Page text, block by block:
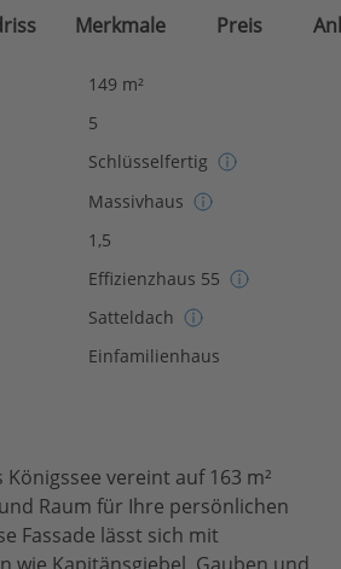
Merkmale Preis
149 m²
5
Schlüsselfertig
Massivhaus
1,5
Effizienzhaus 55
Satteldach
Einfamilienhaus
vereint auf 163 m²
Raum für Ihre persönlichen
Fassade lässt sich mit